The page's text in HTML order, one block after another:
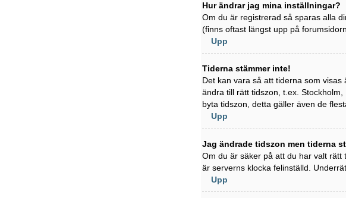
Hur ändrar jag mina inställningar?
Om du är registrerad så sparas alla
(finns oftast längst upp på
Upp
Tiderna stämmer inte!
Det kan vara så att tiderna som
ändra till rätt tidszon, t.ex.
byta tidszon, detta gäller även de
Upp
Jag ändrade tidszon men tiderna
Om du är säker på att du har valt
är serverns klocka felinställd.
Upp